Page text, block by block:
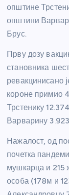
општине
општини
Брус.
Прву дозу
становника
ревакцинисано
короне примио
Трстенику
Варварину
Нажалост, од
почетка
мушкарца и 215
особа (178м и